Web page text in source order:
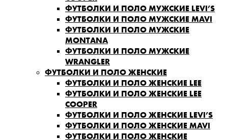
ФУТБОЛКИ И ПОЛО МУЖСКИЕ LEVI’S
ФУТБОЛКИ И ПОЛО МУЖСКИЕ MAVI
ФУТБОЛКИ И ПОЛО МУЖСКИЕ
MONTANA
ФУТБОЛКИ И ПОЛО МУЖСКИЕ
WRANGLER
ФУТБОЛКИ И ПОЛО ЖЕНСКИЕ
ФУТБОЛКИ И ПОЛО ЖЕНСКИЕ LEE
ФУТБОЛКИ И ПОЛО ЖЕНСКИЕ LEE
COOPER
ФУТБОЛКИ И ПОЛО ЖЕНСКИЕ LEVI’S
ФУТБОЛКИ И ПОЛО ЖЕНСКИЕ MAVI
ФУТБОЛКИ И ПОЛО ЖЕНСКИЕ